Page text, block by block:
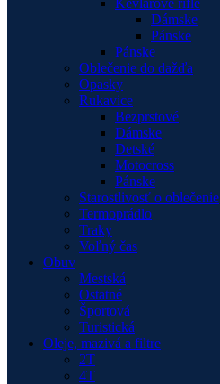
Kevlarové rifle
Dámske
Pánske
Pánske
Oblečenie do dažďa
Opasky
Rukavice
Bezprstové
Dámske
Detské
Motocross
Pánske
Starostlivosť o oblečenie
Termoprádlo
Traky
Voľný čas
Obuv
Mestská
Ostatné
Športová
Turistická
Oleje, mazivá a filtre
2T
4T